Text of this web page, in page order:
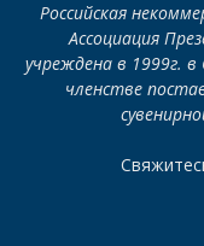
Российская
Ассоциация
учреждена в 1999г.
членстве